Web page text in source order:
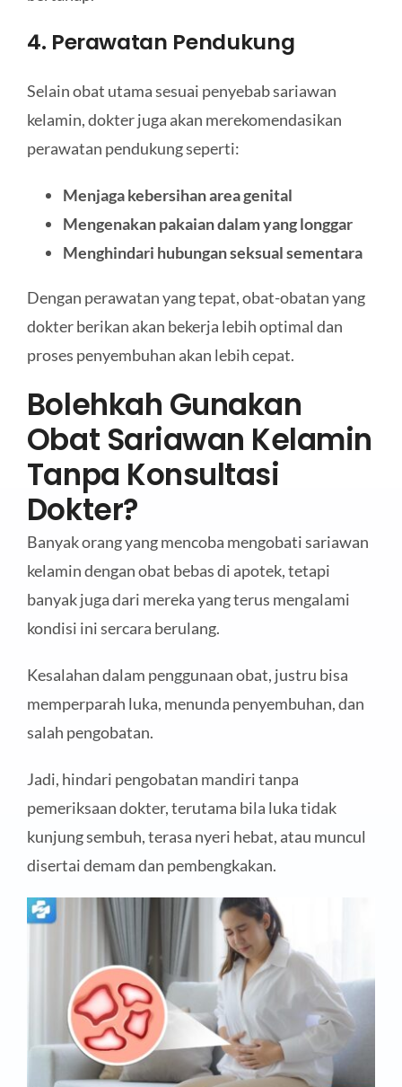
4. Perawatan Pendukung
Selain obat utama sesuai penyebab sariawan
kelamin, dokter juga akan merekomendasikan
perawatan pendukung seperti:
Menjaga kebersihan area genital
Mengenakan pakaian dalam yang longgar
Menghindari hubungan seksual sementara
Dengan perawatan yang tepat, obat-obatan yang
dokter berikan akan bekerja lebih optimal dan
proses penyembuhan akan lebih cepat.
Bolehkah Gunakan
Obat Sariawan Kelamin
Tanpa Konsultasi
Dokter?
Banyak orang yang mencoba mengobati sariawan
kelamin dengan obat bebas di apotek, tetapi
banyak juga dari mereka yang terus mengalami
kondisi ini sercara berulang.
Kesalahan dalam penggunaan obat, justru bisa
memperparah luka, menunda penyembuhan, dan
salah pengobatan.
Jadi, hindari pengobatan mandiri tanpa
pemeriksaan dokter, terutama bila luka tidak
kunjung sembuh, terasa nyeri hebat, atau muncul
disertai demam dan pembengkakan.